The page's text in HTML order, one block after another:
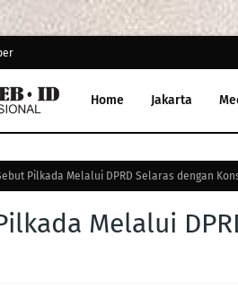
Home Jakarta
Pilkada Melalui DPRD Selaras dengan
Melalui